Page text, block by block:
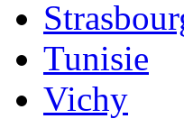
Tunisie
Vichy